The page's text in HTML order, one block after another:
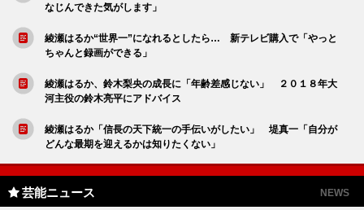
なじんできた気がします」
綾瀬はるか“世界一”になれるとしたら… 新テレビ購入で「やっと
ちゃんと録画ができる」
綾瀬はるか、鈴木梨央の成長に「年齢差感じない」 ２０１８年大
河主役の鈴木亮平にアドバイス
綾瀬はるか「信長の天下統一の手伝いがしたい」 堤真一「自分が
どんな最期を迎えるかは知りたくない」
芸能ニュース NEWS